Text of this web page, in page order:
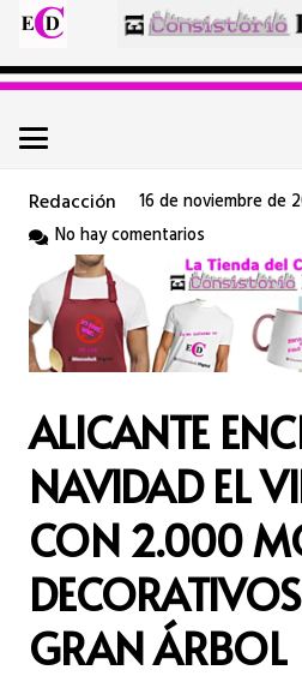
Redacción
16 de noviembre de
No hay comentarios
ALICANTE
NAVIDAD EL
CON 2.000
GRAN ÁRBOL